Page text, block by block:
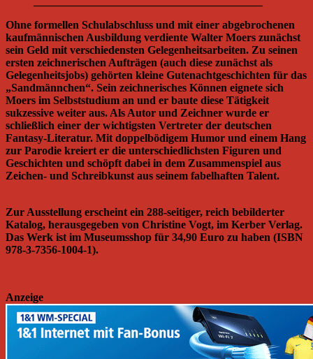
Ohne formellen Schulabschluss und mit einer abgebrochenen
kaufmännischen Ausbildung verdiente Walter Moers zunächst
sein Geld mit verschiedensten Gelegenheitsarbeiten. Zu seinen
ersten zeichnerischen Aufträgen (auch diese zunächst als
Gelegenheitsjobs) gehörten kleine Gutenachtgeschichten für das
„Sandmännchen“. Sein zeichnerisches Können eignete sich
Moers im Selbststudium an und er baute diese Tätigkeit
sukzessive weiter aus. Als Autor und Zeichner wurde er
schließlich einer der wichtigsten Vertreter der deutschen
Fantasy-Literatur. Mit doppelbödigem Humor und einem Hang
zur Parodie kreiert er die unterschiedlichsten Figuren und
Geschichten und schöpft dabei in dem Zusammenspiel aus
Zeichen- und Schreibkunst aus seinem fabelhaften Talent.
Zur Ausstellung erscheint ein 288-seitiger, reich bebilderter
Katalog, herausgegeben von Christine Vogt, im Kerber Verlag.
Das Werk ist im Museumsshop für 34,90 Euro zu haben (ISBN
978-3-7356-1004-1).
Anzeige